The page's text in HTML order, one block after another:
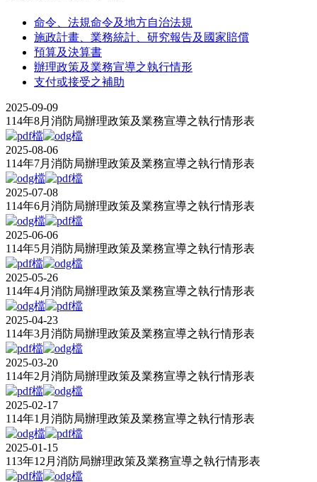
命令、法規命令及地方自治法規
施政計畫、業務統計、研究報告及國家賠償
預算及決算書
辦理政策及業務宣導之執行情形
支付或接受之補助
2025-09-09
114年8月消防局辦理政策及業務宣導之執行情形表
2025-08-06
114年7月消防局辦理政策及業務宣導之執行情形表
2025-07-08
114年6月消防局辦理政策及業務宣導之執行情形表
2025-06-06
114年5月消防局辦理政策及業務宣導之執行情形表
2025-05-26
114年4月消防局辦理政策及業務宣導之執行情形表
2025-04-23
114年3月消防局辦理政策及業務宣導之執行情形表
2025-03-20
114年2月消防局辦理政策及業務宣導之執行情形表
2025-02-17
114年1月消防局辦理政策及業務宣導之執行情形表
2025-01-15
113年12月消防局辦理政策及業務宣導之執行情形表